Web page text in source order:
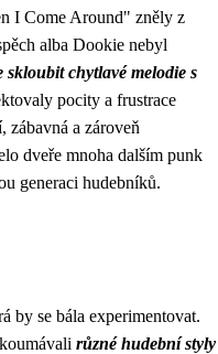
I Come Around" zněly z
alba Dookie nebyl
skloubit chytlavé melodie s
pocity a frustrace
zábavná a zároveň
dveře mnoha dalším punk
generaci hudebníků.
by se bála experimentovat.
různé hudební styly